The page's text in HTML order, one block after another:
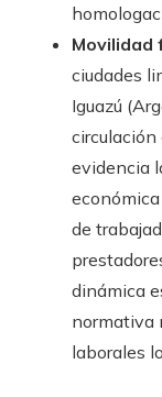
ciudades
Iguazú
circulación
evidencia
de
dinámica
normativa
laborales